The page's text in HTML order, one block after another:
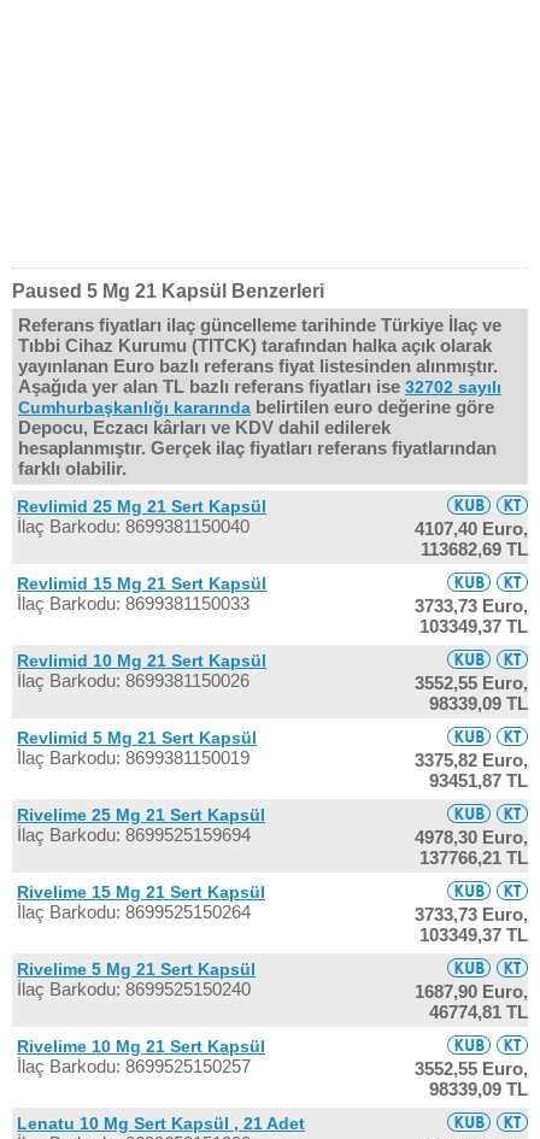
Paused 5 Mg 21 Kapsül Benzerleri
Referans fiyatları ilaç güncelleme tarihinde Türkiye İlaç ve
Tıbbi Cihaz Kurumu (TITCK) tarafından halka açık olarak
yayınlanan Euro bazlı referans fiyat listesinden alınmıştır.
Aşağıda yer alan TL bazlı referans fiyatları ise 32702 sayılı
Cumhurbaşkanlığı kararında belirtilen euro değerine göre
Depocu, Eczacı kârları ve KDV dahil edilerek
hesaplanmıştır. Gerçek ilaç fiyatları referans fiyatlarından
farklı olabilir.
Revlimid 25 Mg 21 Sert Kapsül
İlaç Barkodu: 8699381150040
4107,40 Euro,
113682,69 TL
Revlimid 15 Mg 21 Sert Kapsül
İlaç Barkodu: 8699381150033
3733,73 Euro,
103349,37 TL
Revlimid 10 Mg 21 Sert Kapsül
İlaç Barkodu: 8699381150026
3552,55 Euro,
98339,09 TL
Revlimid 5 Mg 21 Sert Kapsül
İlaç Barkodu: 8699381150019
3375,82 Euro,
93451,87 TL
Rivelime 25 Mg 21 Sert Kapsül
İlaç Barkodu: 8699525159694
4978,30 Euro,
137766,21 TL
Rivelime 15 Mg 21 Sert Kapsül
İlaç Barkodu: 8699525150264
3733,73 Euro,
103349,37 TL
Rivelime 5 Mg 21 Sert Kapsül
İlaç Barkodu: 8699525150240
1687,90 Euro,
46774,81 TL
Rivelime 10 Mg 21 Sert Kapsül
İlaç Barkodu: 8699525150257
3552,55 Euro,
98339,09 TL
Lenatu 10 Mg Sert Kapsül , 21 Adet